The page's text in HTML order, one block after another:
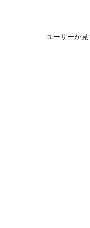
ユーザーが